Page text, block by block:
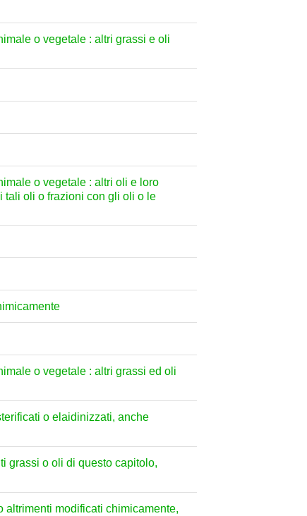
o vegetale : altri grassi e oli
o vegetale : altri oli e loro
tali oli o frazioni con gli oli o le
o vegetale : altri grassi ed oli
o elaidinizzati, anche
grassi o oli di questo capitolo,
altrimenti modificati chimicamente,